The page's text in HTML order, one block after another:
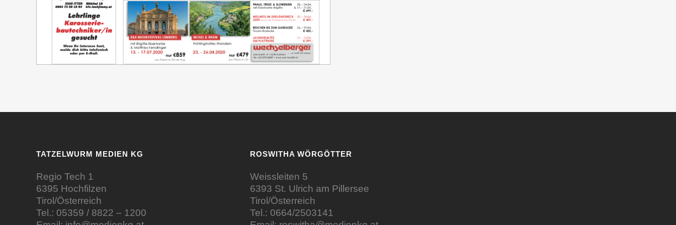
TATZELWURM MEDIEN KG
Regio Tech 1
6395 Hochfilzen
Tirol/Österreich
Tel.: 05359 / 8822 – 1200
ROSWITHA WÖRGÖTTER
Weissleiten 5
6393 St. Ulrich am Pillersee
Tirol/Österreich
Tel.: 0664/2503141